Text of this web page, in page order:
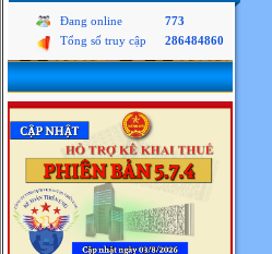
Đang online
773
Tổng số truy cập
286484860